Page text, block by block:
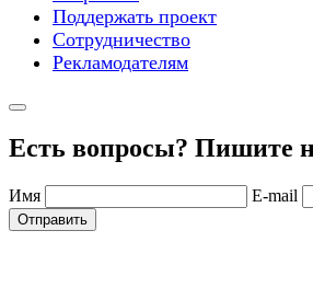
Поддержать проект
Сотрудничество
Рекламодателям
Есть вопросы? Пишите
Имя E-mail